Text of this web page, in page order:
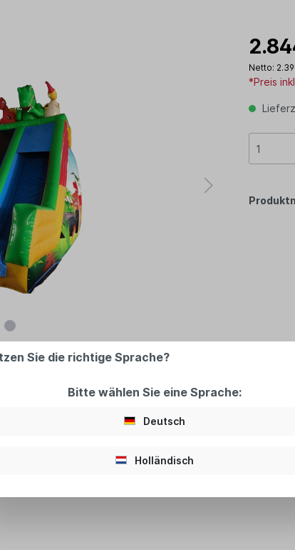
Netto:
*Preis
m - Dino "
den langen Auslauf sehr sicher. Abmessung 8,2x3,8 m,
zur Hüpf­burg. Die Rut­sche ist ein garan­tier­ter Blick­fang
erneut anstellen. Die Riesen Rutsche eignet sich
Sie die richtige Sprache?
Bitte wählen Sie eine Sprache:
Deutsch
Holländisch